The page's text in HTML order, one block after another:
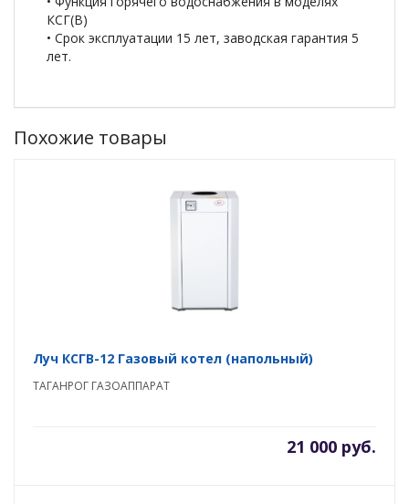
КСГ(В)
• Срок эксплуатации 15 лет, заводская гарантия 5
лет.
Похожие товары
Луч КСГВ-12 Газовый котел (напольный)
ТАГАНРОГ ГАЗОАППАРАТ
21 000 руб.